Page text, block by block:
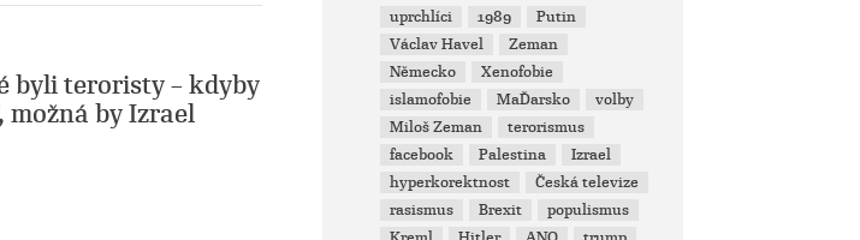
byli teroristy – kdyby
by Izrael
uprchlíci
1989
Putin
Václav Havel
Zeman
Německo
Xenofobie
islamofobie
MaĎarsko
volby
Miloš Zeman
terorismus
facebook
Palestina
Izrael
hyperkorektnost
Česká televize
rasismus
Brexit
populismus